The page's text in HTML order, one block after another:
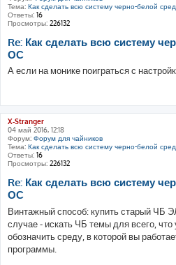
Тема: Как сделать всю систему черно-белой
Ответы: 16
Просмотры: 226132
Re: Как сделать всю систему
ОС
А если на монике поиграться с
X-Stranger
04 май 2016, 12:18
Форум: Форум для чайников
Тема: Как сделать всю систему черно-белой
Ответы: 16
Просмотры: 226132
Re: Как сделать всю систему
ОС
Винтажный способ: купить старый ЧБ
случае - искать ЧБ темы для всего,
обозначить среду, в которой вы
программы.